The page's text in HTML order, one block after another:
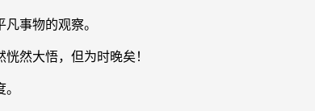
事物的观察。
然大悟，但为时晚矣！